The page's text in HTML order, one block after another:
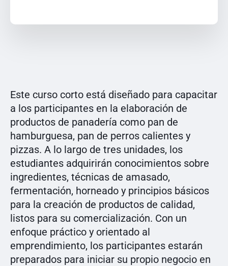
Este curso corto está diseñado para capacitar
a los participantes en la elaboración de
productos de panadería como pan de
hamburguesa, pan de perros calientes y
pizzas. A lo largo de tres unidades, los
estudiantes adquirirán conocimientos sobre
ingredientes, técnicas de amasado,
fermentación, horneado y principios básicos
para la creación de productos de calidad,
listos para su comercialización. Con un
enfoque práctico y orientado al
emprendimiento, los participantes estarán
preparados para iniciar su propio negocio en